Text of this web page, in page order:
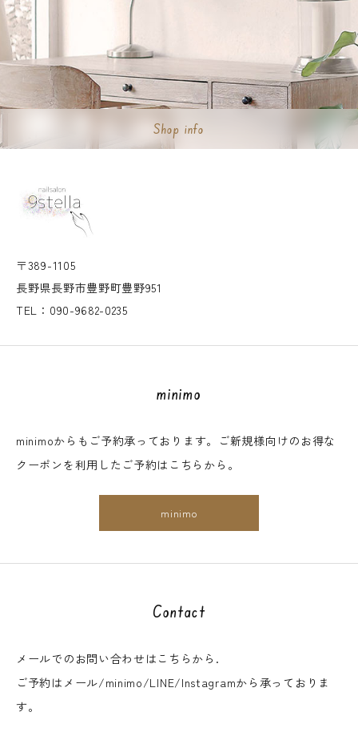
Shop info
〒389-1105
長野県長野市豊野町豊野951
TEL：090-9682-0235
minimo
minimoからもご予約承っております。ご新規様向けのお得な
クーポンを利用したご予約はこちらから。
minimo
Contact
メールでのお問い合わせはこちらから.
ご予約はメール/minimo/LINE/Instagramから承っておりま
す。